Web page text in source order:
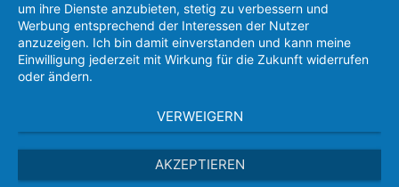
um ihre Dienste anzubieten, stetig zu verbessern und
Werbung entsprechend der Interessen der Nutzer
anzuzeigen. Ich bin damit einverstanden und kann meine
Einwilligung jederzeit mit Wirkung für die Zukunft widerrufen
oder ändern.
VERWEIGERN
AKZEPTIEREN